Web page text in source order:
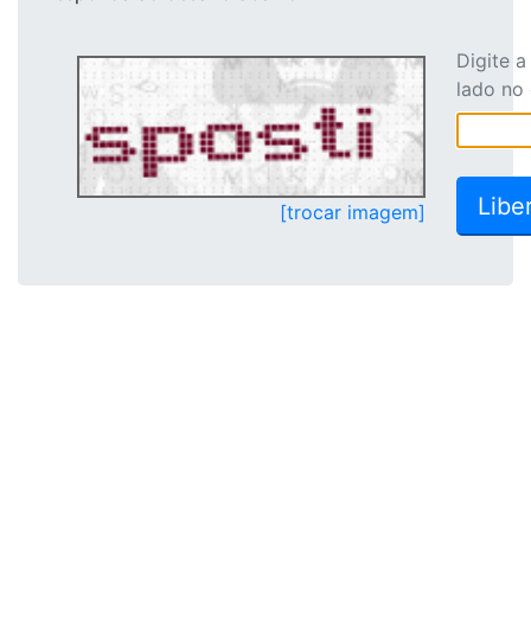
[trocar imagem]
Digite
lado no